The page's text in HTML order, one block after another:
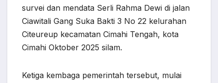
survei dan mendata Serli Rahma Dewi di jalan
Ciawitali Gang Suka Bakti 3 No 22 kelurahan
Citeureup kecamatan Cimahi Tengah, kota
Cimahi Oktober 2025 silam.
Ketiga kembaga pemerintah tersebut, mulai